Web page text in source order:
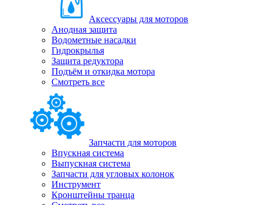
Аксессуары для моторов
Анодная защита
Водометные насадки
Гидрокрылья
Защита редуктора
Подъём и откидка мотора
Смотреть все
Запчасти для моторов
Впускная система
Выпускная система
Запчасти для угловых колонок
Инструмент
Кронштейны транца